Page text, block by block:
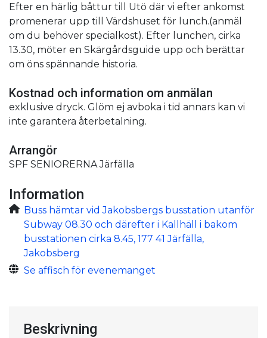
Efter en härlig båttur till Utö där vi efter ankomst
promenerar upp till Värdshuset för lunch.(anmäl
om du behöver specialkost). Efter lunchen, cirka
13.30, möter en Skärgårdsguide upp och berättar
om öns spännande historia.
Kostnad och information om anmälan
exklusive dryck. Glöm ej avboka i tid annars kan vi
inte garantera återbetalning.
Arrangör
SPF SENIORERNA Järfälla
Information
Buss hämtar vid Jakobsbergs busstation utanför
Subway 08.30 och därefter i Kallhäll i bakom
busstationen cirka 8.45, 177 41 Järfälla,
Jakobsberg
Se affisch för evenemanget
Beskrivning